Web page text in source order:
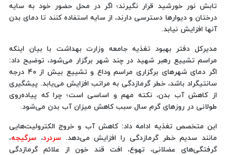
تابش نور خورشید قرار نگیرند؛ اگر در محل حضور خود به سایه
درختان و دیوارها دسترسی دارند، از سایه استفاده کنند تا دمای بدن
آنها افزایش نیابد.
مدیرکل دفتر بهبود تغذیه جامعه وزارت بهداشت با بیان اینکه
مراسم تشییع رهبر شهید در چند شهر برگزار می‌شود، توضیح داد:
اگر دمای شهرهای برگزاری مراسم وداع و تشییع بیش از ۴۰ درجه
سانتیگراد باشد، خطر گرمازدگی به مراتب افزایش می‌یابد. پیشگیری
از کاهش آب بدن، نکته مهم و اساسی است؛ چرا که پیاده‌روی
طولانی در روزهای گرم سال سبب کاهش میزان آب بدن می‌شود.
این متخصص تغذیه ادامه داد: کاهش آب و خروج الکترولیت‌هایی
مانند سدیم خطر گرمازدگی را افزایش می‌دهد.سردرد، سرگیجه،
گرفتگی‌های عضلانی، تهوع، افت قند خون از علائم گرمازدگی